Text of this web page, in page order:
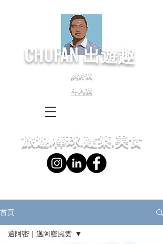
CHUFAN出遊趣
關於我
斗內我
旅遊.棒球.建築.美食
首頁
邁阿密｜邁阿密風雲